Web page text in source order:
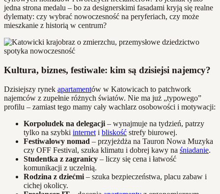
jedna strona medalu – bo za designerskimi fasadami kryją się realne
dylematy: czy wybrać nowoczesność na peryferiach, czy może
mieszkanie z historią w centrum?
Kultura, biznes, festiwale: kim są dzisiejsi najemcy?
Dzisiejszy rynek apartamentów w Katowicach to patchwork
najemców z zupełnie różnych światów. Nie ma już „typowego”
profilu – zamiast tego mamy cały wachlarz osobowości i motywacji:
Korpoludek na delegacji – wynajmuje na tydzień, patrzy
tylko na szybki internet i bliskość strefy biurowej.
Festiwalowy nomad – przyjeżdża na Tauron Nowa Muzyka
czy OFF Festival, szuka klimatu i dobrej kawy na śniadanie.
Studentka z zagranicy – liczy się cena i łatwość
komunikacji z uczelnią.
Rodzina z dziećmi – szuka bezpieczeństwa, placu zabaw i
cichej okolicy.